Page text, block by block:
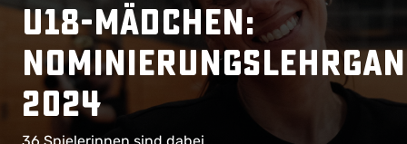
U18-Mädchen:
2024